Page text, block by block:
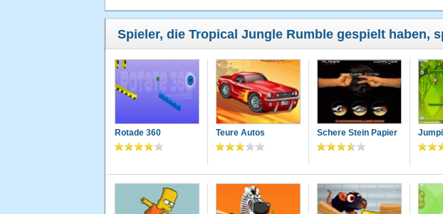
Spieler, die Tropical Jungle Rumble gespielt haben,
Rotade 360 Teure Autos Schere Stein Papier